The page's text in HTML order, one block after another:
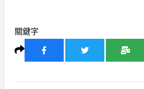
關鍵字